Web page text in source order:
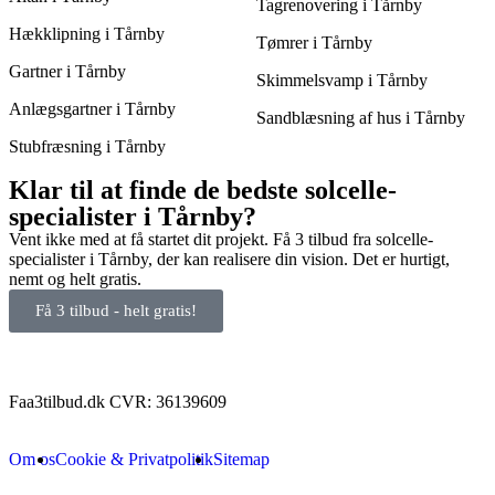
Hækklipning i Tårnby
Gartner i Tårnby
Anlægsgartner i Tårnby
Stubfræsning i Tårnby
Tagrenovering i Tårnby
Tømrer i Tårnby
Skimmelsvamp i Tårnby
Sandblæsning af hus i Tårnby
Klar til at finde de bedste solcelle-
specialister i Tårnby?
Vent ikke med at få startet dit projekt. Få 3 tilbud fra solcelle-
specialister i Tårnby, der kan realisere din vision. Det er hurtigt,
nemt og helt gratis.
Få 3 tilbud - helt gratis!
Faa3tilbud.dk CVR: 36139609
Om osCookie & PrivatpolitikSitemap